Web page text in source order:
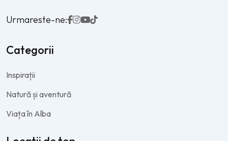
Urmareste-ne:
Categorii
Inspirații
Natură și aventură
Viața în Alba